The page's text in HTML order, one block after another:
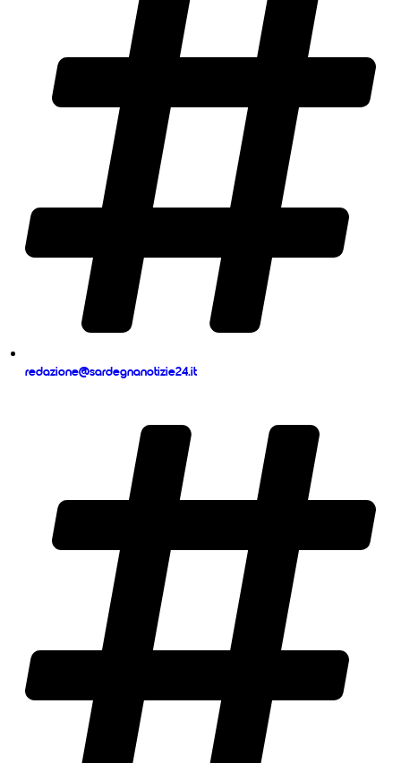
redazione@sardegnanotizie24.it